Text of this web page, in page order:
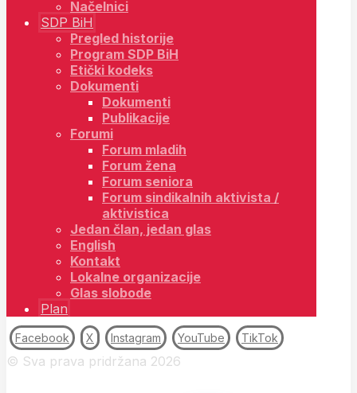
Načelnici
SDP BiH
Pregled historije
Program SDP BiH
Etički kodeks
Dokumenti
Dokumenti
Publikacije
Forumi
Forum mladih
Forum žena
Forum seniora
Forum sindikalnih aktivista /
aktivistica
Jedan član, jedan glas
English
Kontakt
Lokalne organizacije
Glas slobode
Plan
Facebook X Instagram YouTube TikTok
© Sva prava pridržana 2026